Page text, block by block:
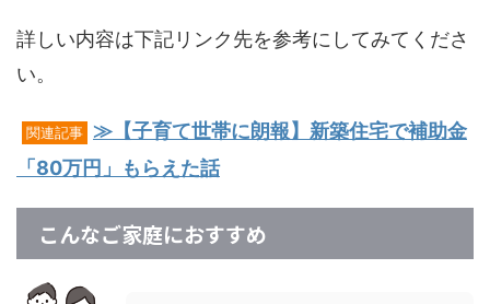
詳しい内容は下記リンク先を参考にしてみてくださ
い。
関連記事
≫【子育て世帯に朗報】新築住宅で補助金
「80万円」もらえた話
こんなご家庭におすすめ